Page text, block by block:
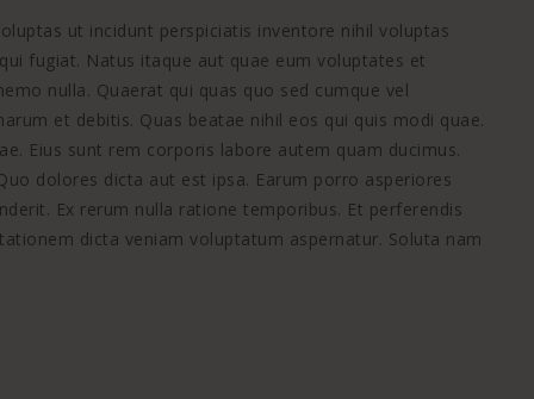
ut incidunt perspiciatis inventore nihil voluptas
fugiat. Natus itaque aut quae eum voluptates et
nulla. Quaerat qui quas quo sed cumque vel
et debitis. Quas beatae nihil eos qui quis modi quae.
Eius sunt rem corporis labore autem quam ducimus.
dolores dicta aut est ipsa. Earum porro asperiores
Ex rerum nulla ratione temporibus. Et perferendis
dicta veniam voluptatum aspernatur. Soluta nam